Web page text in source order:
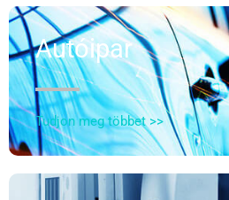
Autóipar
Tudjon meg többet >>